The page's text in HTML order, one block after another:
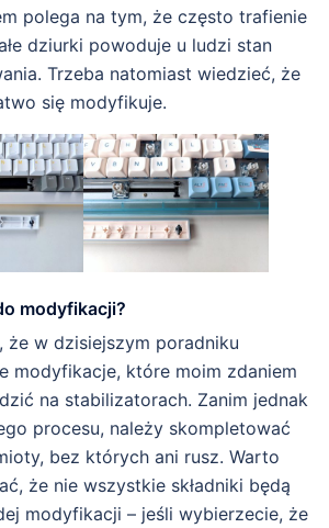
polega na tym, że często trafienie
dziurki powoduje u ludzi stan
Trzeba natomiast wiedzieć, że
się modyfikuje.
modyfikacji?
że w dzisiejszym poradniku
modyfikacje, które moim zdaniem
na stabilizatorach. Zanim jednak
procesu, należy skompletować
bez których ani rusz. Warto
że nie wszystkie składniki będą
modyfikacji – jeśli wybierzecie, że